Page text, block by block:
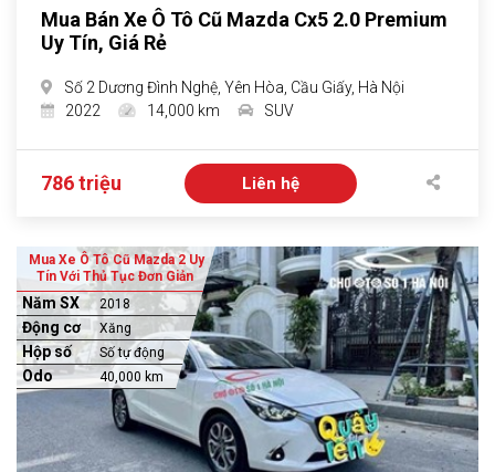
Mua Bán Xe Ô Tô Cũ Mazda Cx5 2.0 Premium
Uy Tín, Giá Rẻ
Số 2 Dương Đình Nghệ, Yên Hòa, Cầu Giấy, Hà Nội
2022
14,000 km SUV
786 triệu Liên hệ
Mua Xe Ô Tô Cũ Mazda 2 Uy
Tín Với Thủ Tục Đơn Giản
Năm SX 2018
Động cơ Xăng
Hộp số Số tự động
Odo 40,000 km